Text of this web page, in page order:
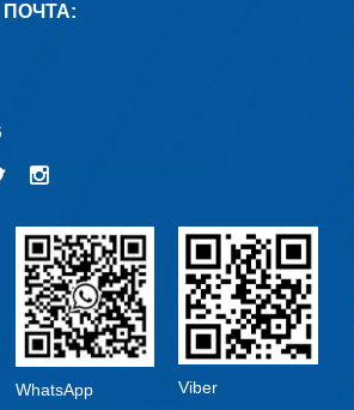
WhatsApp Viber